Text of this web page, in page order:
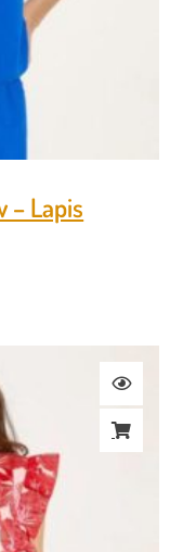
– Lapis